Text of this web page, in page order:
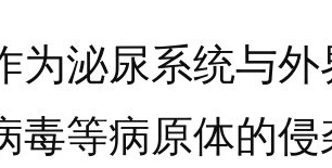
为泌尿系统与
毒等病原体的